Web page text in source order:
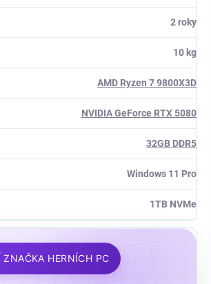
2 roky
10 kg
AMD Ryzen 7 9800X3D
NVIDIA GeForce RTX 5080
32GB DDR5
Windows 11 Pro
1TB NVMe
HERNÍCH PC